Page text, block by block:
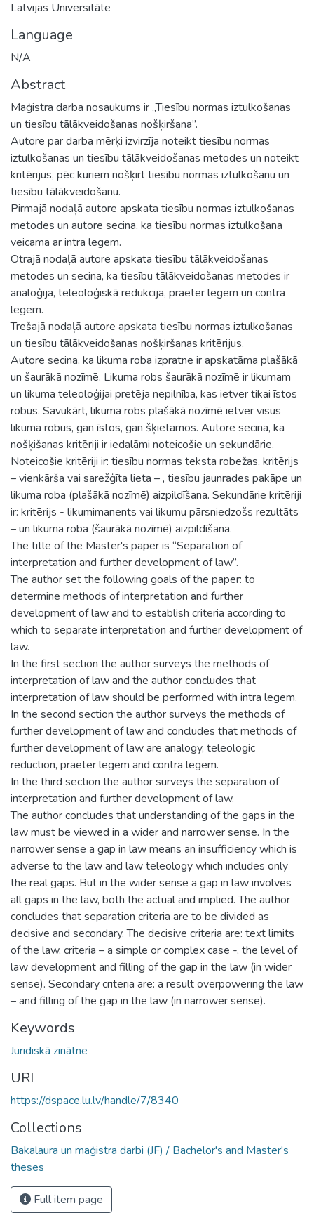
Latvijas Universitāte
Language
N/A
Abstract
Maģistra darba nosaukums ir „Tiesību normas iztulkošanas
un tiesību tālākveidošanas nošķiršana”.
Autore par darba mērķi izvirzīja noteikt tiesību normas
iztulkošanas un tiesību tālākveidošanas metodes un noteikt
kritērijus, pēc kuriem nošķirt tiesību normas iztulkošanu un
tiesību tālākveidošanu.
Pirmajā nodaļā autore apskata tiesību normas iztulkošanas
metodes un autore secina, ka tiesību normas iztulkošana
veicama ar intra legem.
Otrajā nodaļā autore apskata tiesību tālākveidošanas
metodes un secina, ka tiesību tālākveidošanas metodes ir
analoģija, teleoloģiskā redukcija, praeter legem un contra
legem.
Trešajā nodaļā autore apskata tiesību normas iztulkošanas
un tiesību tālākveidošanas nošķiršanas kritērijus.
Autore secina, ka likuma roba izpratne ir apskatāma plašākā
un šaurākā nozīmē. Likuma robs šaurākā nozīmē ir likumam
un likuma teleoloģijai pretēja nepilnība, kas ietver tikai īstos
robus. Savukārt, likuma robs plašākā nozīmē ietver visus
likuma robus, gan īstos, gan šķietamos. Autore secina, ka
nošķišanas kritēriji ir iedalāmi noteicošie un sekundārie.
Noteicošie kritēriji ir: tiesību normas teksta robežas, kritērijs
– vienkārša vai sarežģīta lieta – , tiesību jaunrades pakāpe un
likuma roba (plašākā nozīmē) aizpildīšana. Sekundārie kritēriji
ir: kritērijs - likumimanents vai likumu pārsniedzošs rezultāts
– un likuma roba (šaurākā nozīmē) aizpildīšana.
The title of the Master's paper is “Separation of
interpretation and further development of law”.
The author set the following goals of the paper: to
determine methods of interpretation and further
development of law and to establish criteria according to
which to separate interpretation and further development of
law.
In the first section the author surveys the methods of
interpretation of law and the author concludes that
interpretation of law should be performed with intra legem.
In the second section the author surveys the methods of
further development of law and concludes that methods of
further development of law are analogy, teleologic
reduction, praeter legem and contra legem.
In the third section the author surveys the separation of
interpretation and further development of law.
The author concludes that understanding of the gaps in the
law must be viewed in a wider and narrower sense. In the
narrower sense a gap in law means an insufficiency which is
adverse to the law and law teleology which includes only
the real gaps. But in the wider sense a gap in law involves
all gaps in the law, both the actual and implied. The author
concludes that separation criteria are to be divided as
decisive and secondary. The decisive criteria are: text limits
of the law, criteria – a simple or complex case -, the level of
law development and filling of the gap in the law (in wider
sense). Secondary criteria are: a result overpowering the law
– and filling of the gap in the law (in narrower sense).
Keywords
Juridiskā zinātne
URI
https://dspace.lu.lv/handle/7/8340
Collections
Bakalaura un maģistra darbi (JF) / Bachelor's and Master's
theses
Full item page